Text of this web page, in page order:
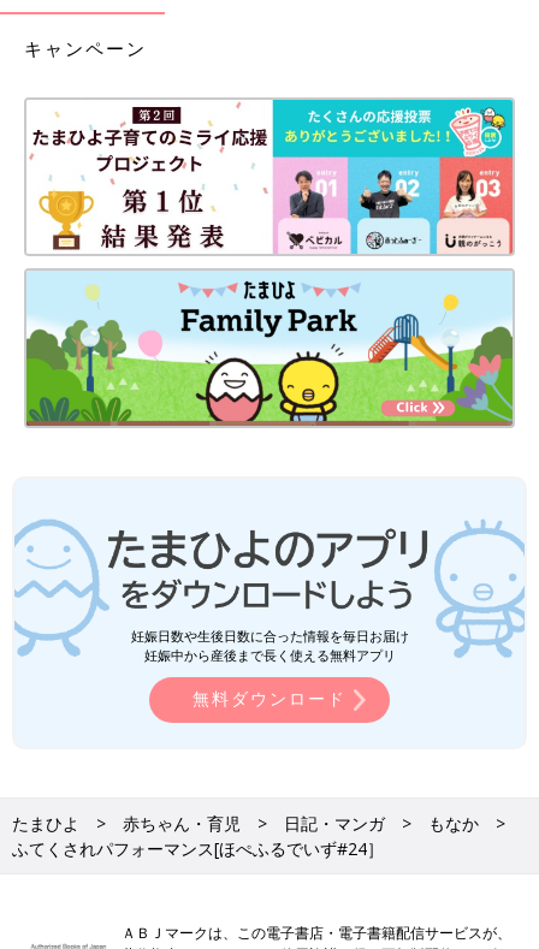
キャンペーン
妊娠日数や生後日数に合った情報を毎日お届け
妊娠中から産後まで長く使える無料アプリ
無料ダウンロード
たまひよ 赤ちゃん・育児 日記・マンガ
もなか
ふてくされパフォーマンス[ほぺふるでいず#24］
ＡＢＪマークは、この電子書店・電子書籍配信サービスが、